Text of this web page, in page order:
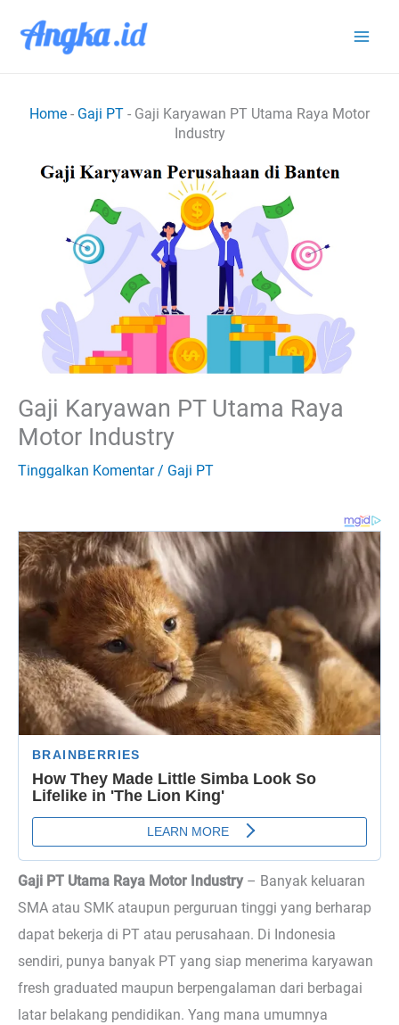
Home - Gaji PT - Gaji Karyawan PT Utama Raya Motor
Industry
Gaji Karyawan PT Utama Raya
Motor Industry
Tinggalkan Komentar / Gaji PT
Gaji PT Utama Raya Motor Industry– Banyak keluaran
SMA atau SMK ataupun perguruan tinggi yang berharap
dapat bekerja di PT atau perusahaan. Di Indonesia
sendiri, punya banyak PT yang siap menerima karyawan
fresh graduated maupun berpengalaman dari berbagai
latar belakang pendidikan. Yang mana umumnya